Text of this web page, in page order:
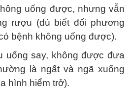
uống được, nhưng vẫn
rượu (dù biết đối phương
bệnh không uống được).
uống say, không được đưa
là ngất và ngã xuống
hình hiểm trở).